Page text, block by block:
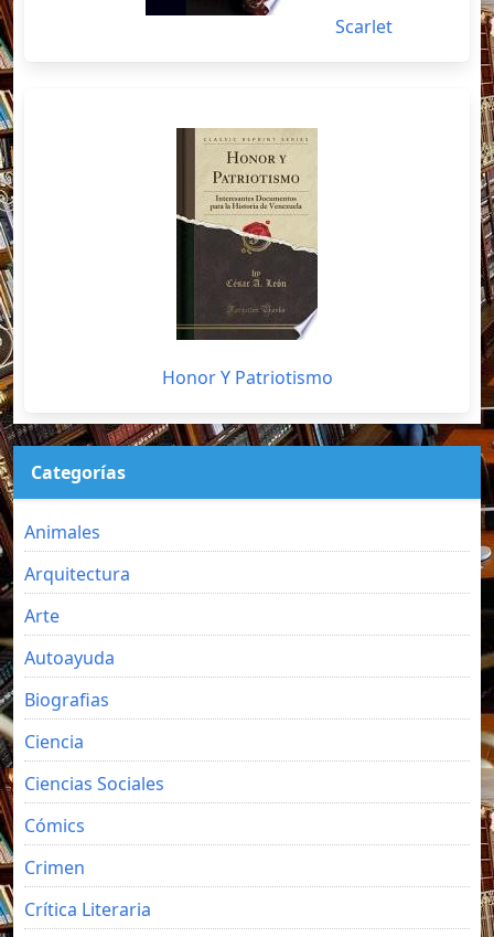
Scarlet
Honor Y Patriotismo
Categorías
Animales
Arquitectura
Arte
Autoayuda
Biografias
Ciencia
Ciencias Sociales
Cómics
Crimen
Crítica Literaria